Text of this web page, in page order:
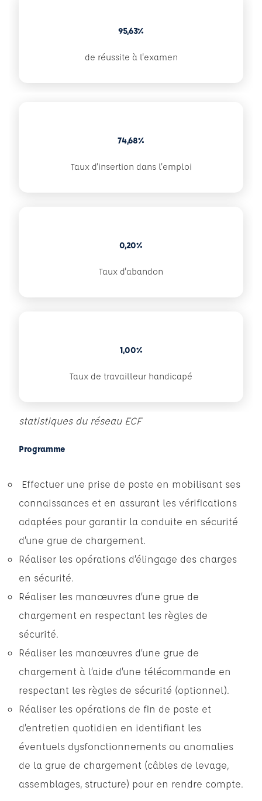
95,63%
de réussite à l'examen
74,68%
Taux d'insertion dans l'emploi
0,20%
Taux d'abandon
1,00%
Taux de travailleur handicapé
statistiques du réseau ECF
Programme
Effectuer une prise de poste en mobilisant ses
connaissances et en assurant les vérifications
adaptées pour garantir la conduite en sécurité
d’une grue de chargement.
Réaliser les opérations d’élingage des charges
en sécurité.
Réaliser les manœuvres d’une grue de
chargement en respectant les règles de
sécurité.
Réaliser les manœuvres d’une grue de
chargement à l’aide d’une télécommande en
respectant les règles de sécurité (optionnel).
Réaliser les opérations de fin de poste et
d’entretien quotidien en identifiant les
éventuels dysfonctionnements ou anomalies
de la grue de chargement (câbles de levage,
assemblages, structure) pour en rendre compte.